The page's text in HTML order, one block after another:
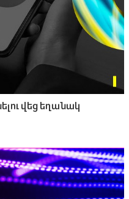
վեց եղանակ